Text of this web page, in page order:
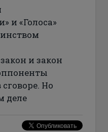
и «Голоса»
и закон
Но
деле